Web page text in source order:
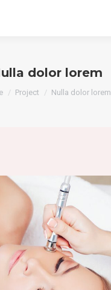
dolor lorem
hier:
Project Nulla dolor lorem